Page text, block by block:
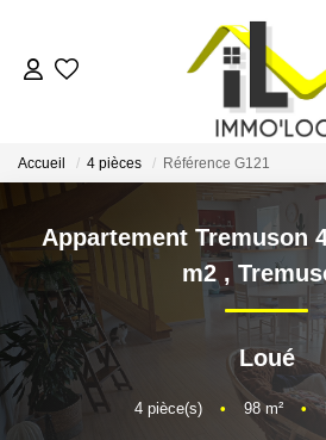
ACCUEIL
LOUER
FAIRE
MON AGENCE
AVIS
Accueil 4 pièces Référence G121
Appartement Tremuson
m2 ,
Loué
4pièce(s) • 98m² •